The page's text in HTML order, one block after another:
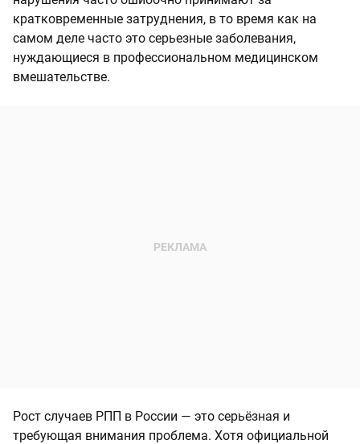
кратковременные затруднения, в то время как на
самом деле часто это серьезные заболевания,
нуждающиеся в профессиональном медицинском
вмешательстве.
Рост случаев РПП в России — это серьёзная и
требующая внимания проблема. Хотя официальной